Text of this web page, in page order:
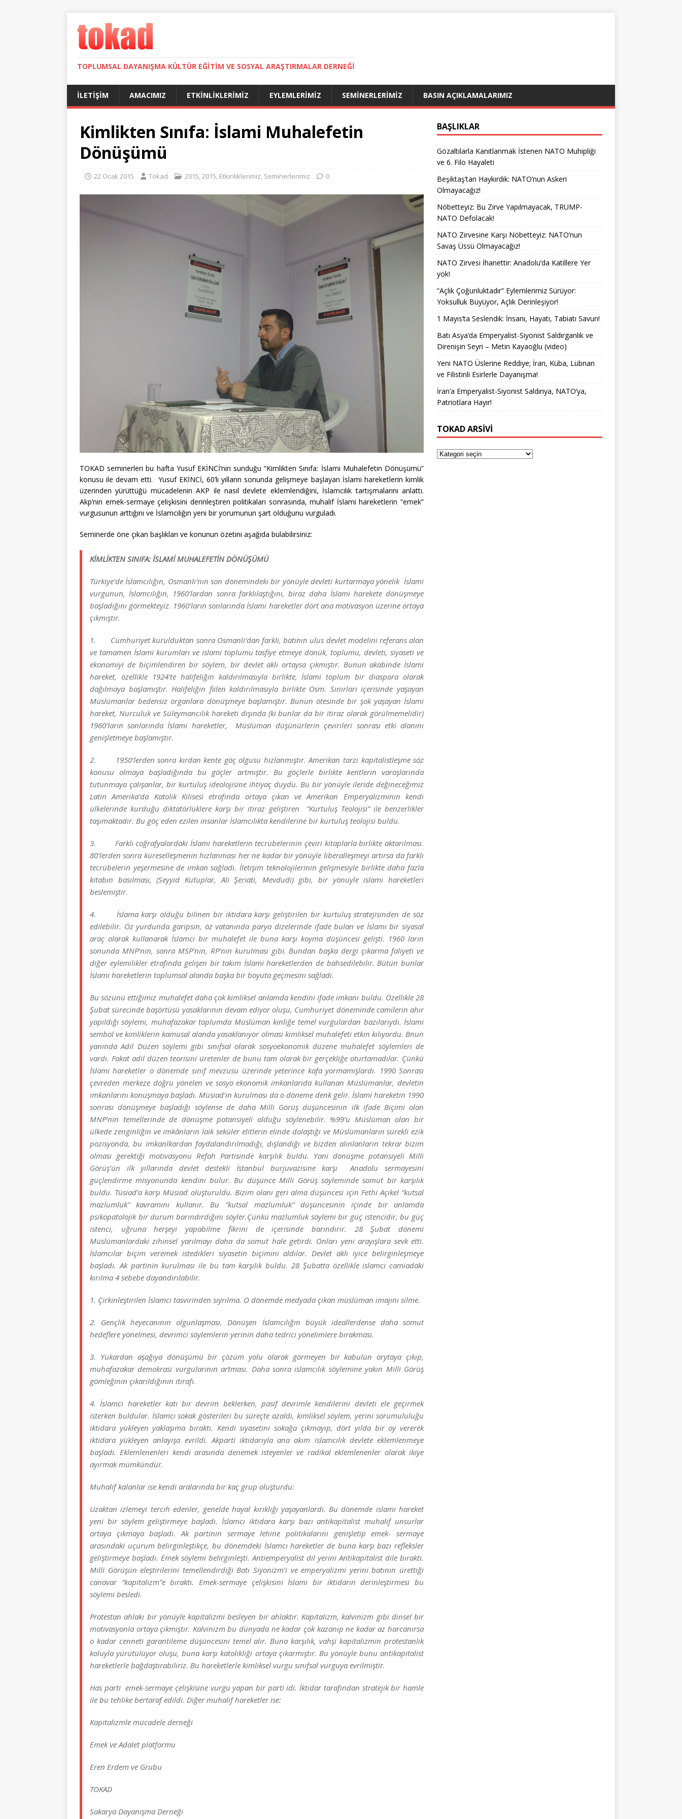
TOPLUMSAL DAYANIŞMA KÜLTÜR EĞITIM VE SOSYAL ARAŞTIRMALAR DERNEĞI
İLETIŞIM AMACIMIZ ETKINLIKLERIMIZ EYLEMLERIMIZ SEMINERLERIMIZ BASIN AÇIKLAMALARIMIZ
Kimlikten Sınıfa: İslami Muhalefetin
Dönüşümü
22 Ocak 2015 Tokad 2015,2015, Etkinliklerimiz, Seminerlerimiz 0
TOKAD seminerleri bu hafta Yusuf EKİNCİ’nin sunduğu “Kimlikten Sınıfa: İslami Muhalefetin Dönüşümü”
konusu ile devam etti. Yusuf EKİNCİ, 60’lı yılların sonunda gelişmeye başlayan İslami hareketlerin kimlik
üzerinden yürüttüğü mücadelenin AKP ile nasıl devlete eklemlendiğini, İslamcılık tartışmalarını anlattı.
Akp’nin emek-sermaye çelişkisini derinleştiren politikaları sonrasında, muhalif İslami hareketlerin “emek”
vurgusunun arttığını ve İslamcılığın yeni bir yorumunun şart olduğunu vurguladı.
Seminerde öne çıkan başlıkları ve konunun özetini aşağıda bulabilirsiniz:
KİMLİKTEN SINIFA: İSLAMİ MUHALEFETİN DÖNÜŞÜMÜ
Türkiye’de İslamcılığın, Osmanlı’nın son dönemindeki bir yönüyle devleti kurtarmaya yönelik İslami
vurgunun, İslamcılığın, 1960’lardan sonra farklılaştığını, biraz daha İslami harekete dönüşmeye
başladığını görmekteyiz. 1960’ların sonlarında İslami hareketler dört ana motivasyon üzerine ortaya
çıkmıştır.
1. Cumhuriyet kurulduktan sonra Osmanlı’dan farklı, batının ulus devlet modelini referans alan
ve tamamen İslami kurumları ve islami toplumu tasfiye etmeye dönük, toplumu, devleti, siyaseti ve
ekonomiyi de biçimlendiren bir söylem, bir devlet aklı ortaysa çıkmıştır. Bunun akabinde İslami
hareket, özellikle 1924’te halifeliğin kaldırılmasıyla birlikte, İslami toplum bir diaspora olarak
dağılmaya başlamıştır. Halifeliğin fiilen kaldırılmasıyla birlikte Osm. Sınırları içerisinde yaşayan
Müslümanlar bedensiz organlara dönüşmeye başlamıştır. Bunun ötesinde bir şok yaşayan İslami
hareket, Nurculuk ve Süleymancılık hareketi dışında (ki bunlar da bir itiraz olarak görülmemelidir)
1960’ların sonlarında İslami hareketler, Müslüman düşünürlerin çevirileri sonrası etki alanını
genişletmeye başlamıştır.
2. 1950’lerden sonra kırdan kente göç olgusu hızlanmıştır. Amerikan tarzı kapitalistleşme söz
konusu olmaya başladığında bu göçler artmıştır. Bu göçlerle birlikte kentlerin varoşlarında
tutunmaya çalışanlar, bir kurtuluş ideolojisine ihtiyaç duydu. Bu bir yönüyle ileride değineceğimiz
Latin Amerika’da Katolik Kilisesi etrafında ortaya çıkan ve Amerikan Emperyalizminin kendi
ülkelerinde kurduğu diktatörlüklere karşı bir itiraz geliştiren “Kurtuluş Teolojisi” ile benzerlikler
taşımaktadır. Bu göç eden ezilen insanlar İslamcılıkta kendilerine bir kurtuluş teolojisi buldu.
3. Farklı coğrafyalardaki İslami hareketlerin tecrübelerinin çeviri kitaplarla birlikte aktarılması.
80’lerden sonra küreselleşmenin hızlanması her ne kadar bir yönüyle liberalleşmeyi artırsa da farklı
tecrübelerin yeşermesine de imkan sağladı. İletişim teknolojilerinin gelişmesiyle birlikte daha fazla
kitabın basılması, (Seyyid Kutuplar, Ali Şeriati, Mevdudi) gibi, bir yönüyle islami hareketleri
beslemiştir.
4. İslama karşı olduğu bilinen bir iktidara karşı geliştirilen bir kurtuluş stratejisinden de söz
edilebilir. Öz yurdunda garipsin, öz vatanında parya dizelerinde ifade bulan ve İslamı bir siyasal
araç olarak kullanarak İslamcı bir muhalefet ile buna karşı koyma düşüncesi gelişti. 1960 ların
sonunda MNP’nin, sonra MSP’nin, RP’nin kurulması gibi. Bundan başka dergi çıkarma faliyeti ve
diğer eylemilikler etrafında gelişen bir takım İslami hareketlerden de bahsedilebilir. Bütün bunlar
İslami hareketlerin toplumsal alanda başka bir boyuta geçmesini sağladı.
Bu sözünü ettiğimiz muhalefet daha çok kimliksel anlamda kendini ifade imkanı buldu. Özellikle 28
Şubat sürecinde başörtüsü yasaklarının devam ediyor oluşu, Cumhuriyet döneminde camilerin ahır
yapıldığı söylemi, muhafazakar toplumda Müslüman kinliğe temel vurgulardan bazılarıydı. İslami
sembol ve kimliklerin kamusal alanda yasaklanıyor olması kimliksel muhalefeti etkin kılıyordu. Bnun
yanında Adil Düzen söylemi gibi sınıfsal olarak sosyoekonomik düzene muhalefet söylemleri de
vardı. Fakat adil düzen teorisini üretenler de bunu tam olarak bir gerçekliğe oturtamadılar. Çünkü
İslami hareketler o dönemde sınıf mevzusu üzerinde yeterince kafa yormamışlardı. 1990 Sonrası
çevreden merkeze doğru yönelen ve sosyo ekonomik imkanlarıda kullanan Müslümanlar, devletin
imkanlarını konuşmaya başladı. Müsiad’ın kurulması da o döneme denk gelir. İslami hareketin 1990
sonrası dönüşmeye başladığı söylense de daha Milli Görüş düşüncesinin ilk ifade Biçimi olan
MNP’nin temellerinde de dönüşme potansiyeli olduğu söylenebilir. %99’u Müslüman olan bir
ülkede zenginliğin ve imkânların laik seküler elitlerin elinde dolaştığı ve Müslümanların sürekli ezik
pozisyonda, bu imkanlkardan faydalandırılmadığı, dışlandığı ve bizden alınlanların tekrar bizim
olması gerektiği motivasyonu Refah Partisinde karşılık buldu. Yani dönüşme potansiyeli Milli
Görüş’ün ilk yıllarında devlet destekli İstanbul burjuvazisine karşı Anadolu sermayesini
güçlendirme misyonunda kendini bulur. Bu düşünce Milli Görüş söyleminde somut bir karşılık
buldu. Tüsiad’a karşı Müsiad oluşturuldu. Bizim olanı geri alma düşüncesi için Fethi Açıkel “kutsal
mazlumluk” kavramını kullanır. Bu “kutsal mazlumluk” düşüncesinin içinde bir anlamda
psikopatolojik bir durum barındırdığını söyler.Çünkü mazlumluk söylemi bir güç istencidir, bu güç
istenci, uğruna herşeyi yapabilme fikrini de içerisinde barındırır. 28 Şubat dönemi
Müslümanlardaki zihinsel yarılmayı daha da somut hale getirdi. Onları yeni arayışlara sevk etti.
İslamcılar biçim veremek istedikleri siyasetin biçimini aldılar. Devlet aklı iyice belirginleşmeye
başladı. Ak partinin kurulması ile bu tam karşılık buldu. 28 Şubatta özellikle islamcı camiadaki
kırılma 4 sebebe dayandırılabilir.
1. Çirkinleştirilen İslamcı tasvirinden sıyrılma. O dönemde medyada çıkan müslüman imajını silme.
2. Gençlik heyecanının olgunlaşması. Dönüşen İslamcılığın büyük ideallerdense daha somut
hedeflere yönelmesi, devrimci söylemlerin yerinin daha tedrici yönelimlere bırakması.
3. Yukardan aşağıya dönüşümü bir çözüm yolu olarak görmeyen bir kabulün orytaya çıkıp,
muhafazakar demokrasi vurgularının artması. Daha sonra islamcılık söylemine yakın Milli Görüş
gömleğinin çıkarıldığının itirafı.
4. İslamcı hareketler katı bir devrim beklerken, pasif devrimle kendilerini devleti ele geçirmek
isterken buldular. İslamcı sokak gösterileri bu süreçte azaldı, kimliksel söylem, yerini sorumululuğu
iktidara yükleyen yaklaşıma bıraktı. Kendi siyasetini sokağa çıkmayıp, dört yılda bir oy vererek
iktidara yükleyen anlayışa evrildi. Akparti iktidarıyla ana akım islamcılık devlete eklemlenmeye
başladı. Eklemlenenleri kendi arasında denemek isteyenler ve radikal eklemlenenler olarak ikiye
ayırmak mümkündür.
Muhalif kalanlar ise kendi aralarında bir kaç grup oluşturdu:
Uzaktan izlemeyi tercih edenler, genelde hayal kırıklığı yaşayanlardı. Bu dönemde islami hareket
yeni bir söylem geliştirmeye başladı. İslamcı iktidara karşı bazı antikapitalist muhalif unsurlar
ortaya çıkmaya başladı. Ak partinin sermaye lehine politikalarını genişletip emek- sermaye
arasındaki uçurum belirginleştikçe, bu dönemdeki İslamcı hareketler de buna karşı bazı refleksler
geliştirmeye başladı. Emek söylemi belirginleşti. Antiemperyalist dil yerini Antikapitalist dile bıraktı.
Milli Görüşün eleştirilerini temellendirdiği Batı Siyonizm’i ve emperyalizmi yerini batının ürettiği
canavar “kapitalizm”e bıraktı. Emek-sermaye çelişkisini İslami bir iktidarın derinleştirmesi bu
söylemi besledi.
Protestan ahlakı bir yönüyle kapitalizmi besleyen bir ahlaktır. Kapitalizm, kalvinizm gibi dinsel bir
motivasyonla ortaya çıkmıştır. Kalvinizm bu dünyada ne kadar çok kazanıp ne kadar az harcanırsa
o kadar cenneti garantileme düşüncesini temel alır. Buna karşılık, vahşi kapitalizmin protestanlık
koluyla yürütülüyor oluşu, buna karşı katolikliği ortaya çıkarmıştır. Bu yönüyle bunu antikapitalist
hareketlerle bağdaştırabiliriz. Bu hareketlerle kimliksel vurgu sınıfsal vurguya evrilmiştir.
Has parti emek-sermaye çelişkisine vurgu yapan bir parti idi. İktidar tarafından stratejik bir hamle
ile bu tehlike bertaraf edildi. Diğer muhalif hareketler ise:
Kapitalizmle mücadele derneği
Emek ve Adalet platformu
Eren Erdem ve Grubu
TOKAD
Sakarya Dayanışma Derneği
BAŞLIKLAR
Gözaltılarla Kanıtlanmak İstenen NATO Muhipliği
ve 6. Filo Hayaleti
Beşiktaş’tan Haykırdık: NATO’nun Askeri
Olmayacağız!
Nöbetteyiz: Bu Zirve Yapılmayacak, TRUMP-
NATO Defolacak!
NATO Zirvesine Karşı Nöbetteyiz: NATO’nun
Savaş Üssü Olmayacağız!
NATO Zirvesi İhanettir: Anadolu’da Katillere Yer
yok!
“Açlık Çoğunluktadır” Eylemlerimiz Sürüyor:
Yoksulluk Büyüyor, Açlık Derinleşiyor!
1 Mayıs’ta Seslendik: İnsanı, Hayatı, Tabiatı Savun!
Batı Asya’da Emperyalist-Siyonist Saldırganlık ve
Direnişin Seyri – Metin Kayaoğlu (video)
Yeni NATO Üslerine Reddiye; İran, Küba, Lübnan
ve Filistinli Esirlerle Dayanışma!
İran’a Emperyalist-Siyonist Saldırıya, NATO’ya,
Patriotlara Hayır!
TOKAD ARSIVI